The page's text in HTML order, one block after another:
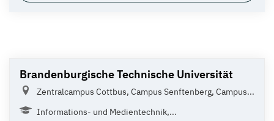
Brandenburgische Technische Universität
Zentralcampus Cottbus, Campus Senftenberg, Campus...
Informations- und Medientechnik,...